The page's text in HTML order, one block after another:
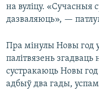
на вуліцу. «Сучасныя
дазваляюць», —
Пра мінулы Новы год
палітвязень згадваць
сустракаюць Новы год
адбыў два гады,